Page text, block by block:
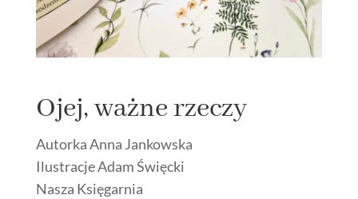
Ojej, ważne rzeczy
Autorka Anna Jankowska
Ilustracje Adam Święcki
Nasza Księgarnia